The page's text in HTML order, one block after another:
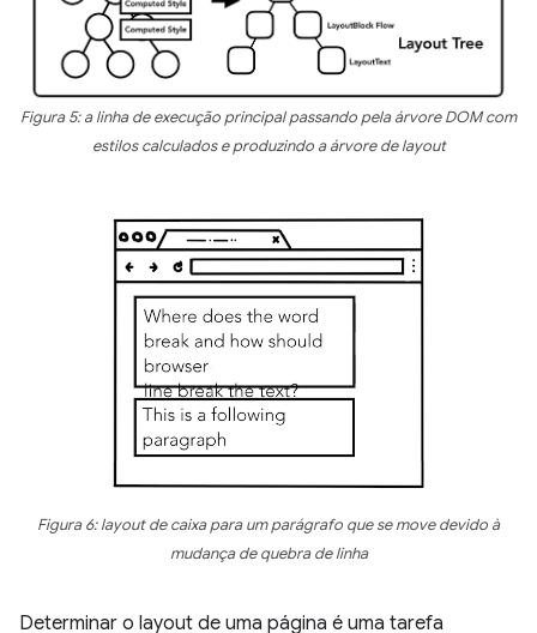
Figura 5: a linha de execução principal passando pela árvore DOM com
estilos calculados e produzindo a árvore de layout
Figura 6: layout de caixa para um parágrafo que se move devido à
mudança de quebra de linha
Determinar o layout de uma página é uma tarefa